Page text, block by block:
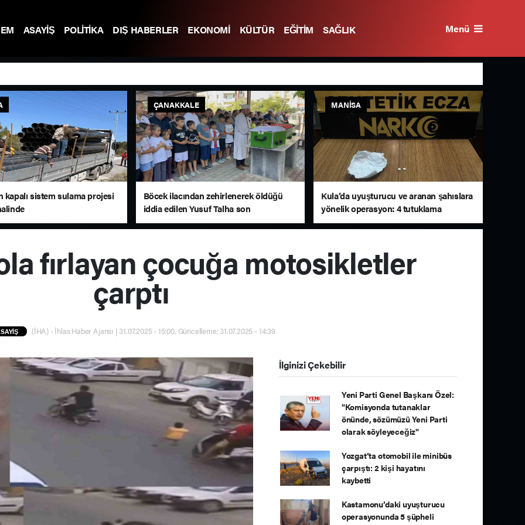
ASAYİŞ POLİTİKA DIŞ HABERLER EKONOMİ KÜLTÜR EĞİTİM SAĞLIK Menü
kapalı sistem sulama projesi
ÇANAKKALE
Böcek ilacından zehirlenerek öldüğü
iddia edilen Yusuf Talha son
yolculuğuna uğurlandı
MANISA
Kula’da uyuşturucu ve aranan şahıslara
yönelik operasyon: 4 tutuklama
fırlayan çocuğa motosikletler
çarptı
(İHA) - İhlas Haber Ajansı | 31.07.2025 - 15:00, Güncelleme: 31.07.2025 - 14:39
İlginizi Çekebilir
Yeni Parti Genel Başkanı Özel:
"Komisyonda tutanaklar
önünde, sözümüzü Yeni Parti
olarak söyleyeceğiz"
Yozgat’ta otomobil ile minibüs
çarpıştı: 2 kişi hayatını
kaybetti
Kastamonu’daki uyuşturucu
operasyonunda 5 şüpheli